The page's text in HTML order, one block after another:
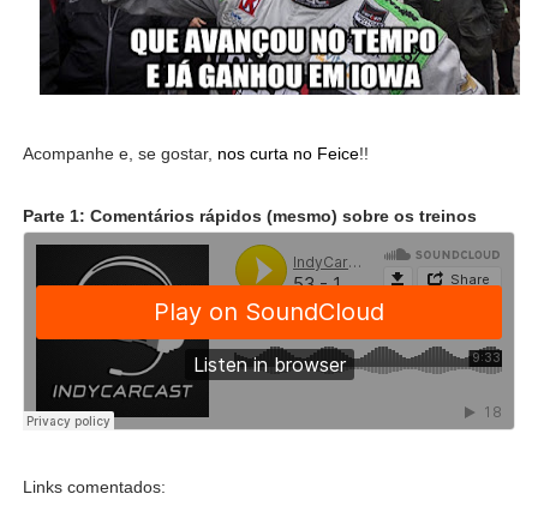
Acompanhe e, se gostar, nos curta no Feice!!
Parte 1: Comentários rápidos (mesmo) sobre os treinos
Links comentados: